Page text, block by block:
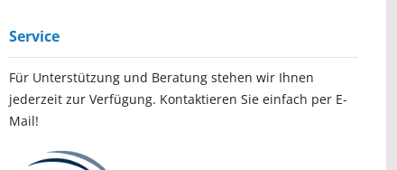
Service
Für Unterstützung und Beratung stehen wir Ihnen
jederzeit zur Verfügung. Kontaktieren Sie einfach per E-
Mail!